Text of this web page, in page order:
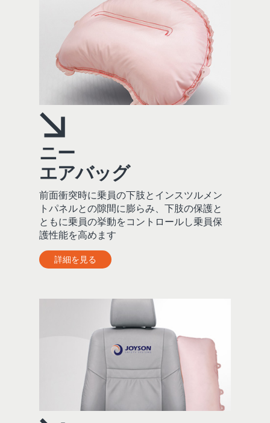
ニー
エアバッグ
前面衝突時に乗員の下肢とインスツルメン
トパネルとの隙間に膨らみ、下肢の保護と
ともに乗員の挙動をコントロールし乗員保
護性能を高めます
詳細を見る